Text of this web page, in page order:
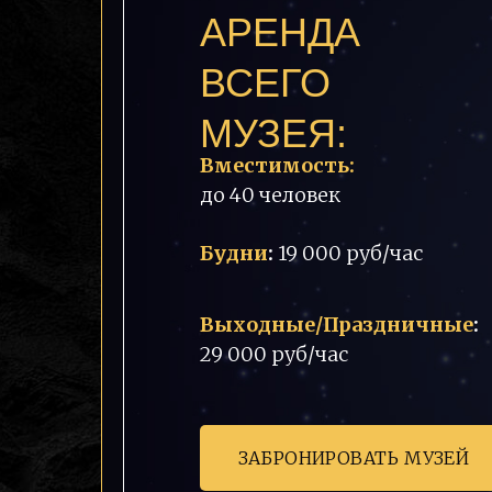
ЗАБРОНИРОВАТЬ МУЗЕЙ
АРЕНДА
ВСЕГО
МУЗЕЯ:
Вместимость:
до 40 человек
Будни: 19 000 руб/час
Выходные/Праздничные:
29 000 руб/час